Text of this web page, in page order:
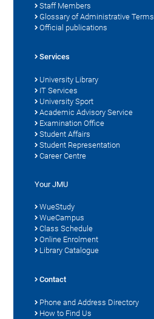
Staff Members
Glossary of Administrative Terms
Official publications
Services
University Library
IT Services
University Sport
Academic Advisory Service
Examination Office
Student Affairs
Student Representation
Career Centre
Your JMU
WueStudy
WueCampus
Class Schedule
Online Enrolment
Library Catalogue
Contact
Phone and Address Directory
How to Find Us